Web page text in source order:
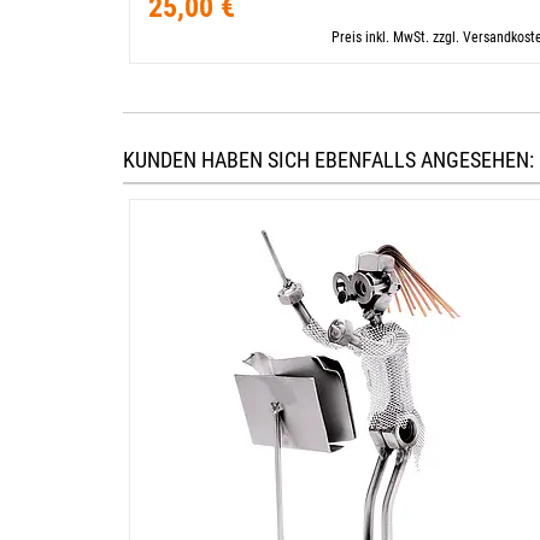
25,00 €
Preis inkl. MwSt. zzgl.
KUNDEN HABEN SICH EBENFALLS ANGESEHEN: